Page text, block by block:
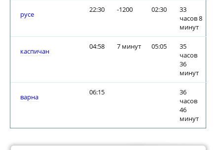
русе
22:30 -1200 02:30
33
часов 8
минут
каспичан
04:58 7 минут 05:05
35
часов
36
минут
варна
06:15
36
часов
46
минут